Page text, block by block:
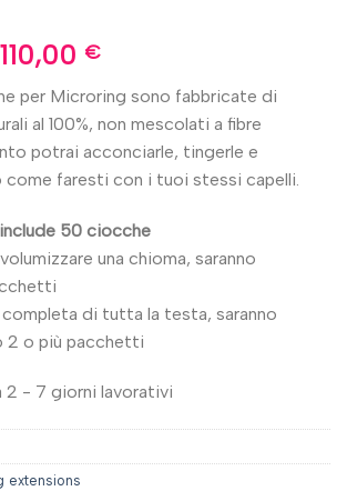
110,00 €
per Microring sono fabbricate di
al 100%, non mescolati a fibre
potrai acconciarle, tingerle e
come faresti con i tuoi stessi capelli.
50 ciocche
una chioma, saranno
completa di tutta la testa, saranno
2 o più pacchetti
2 - 7 giorni lavorativi
extensions